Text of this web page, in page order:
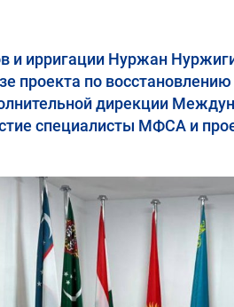
и ирригации Нуржан
проекта по
дирекции
специалисты МФСА и